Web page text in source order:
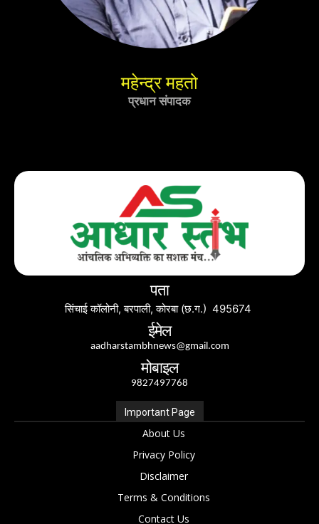
महेन्द्र महतो
प्रधान संपादक
पता
सिंचाई कॉलोनी, बरपाली, कोरबा (छ.ग.) 495674
ईमेल
aadharstambhnews@gmail.com
मोबाइल
9827497768
Important Page
About Us
Privacy Policy
Disclaimer
Terms & Conditions
Contact Us